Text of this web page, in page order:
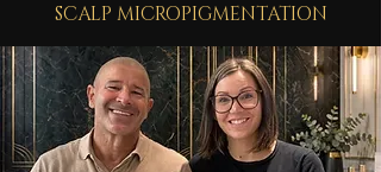
SCALP MICROPIGMENTATION